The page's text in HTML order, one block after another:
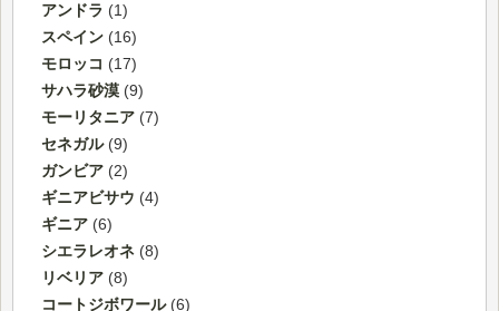
アンドラ (1)
スペイン (16)
モロッコ (17)
サハラ砂漠 (9)
モーリタニア (7)
セネガル(9)
ガンビア (2)
ギニアビサウ (4)
ギニア (6)
シエラレオネ (8)
リベリア (8)
コートジボワール(6)